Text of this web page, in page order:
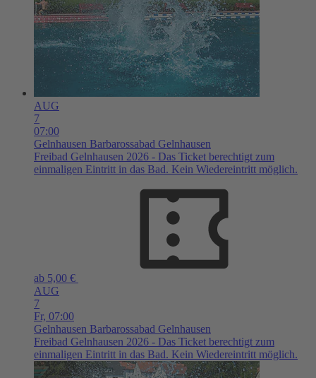
AUG
7
07:00
Gelnhausen Barbarossabad Gelnhausen
Freibad Gelnhausen 2026 - Das Ticket berechtigt zum
einmaligen Eintritt in das Bad. Kein Wiedereintritt möglich.
ab 5,00 €
AUG
7
Fr, 07:00
Gelnhausen Barbarossabad Gelnhausen
Freibad Gelnhausen 2026 - Das Ticket berechtigt zum
einmaligen Eintritt in das Bad. Kein Wiedereintritt möglich.